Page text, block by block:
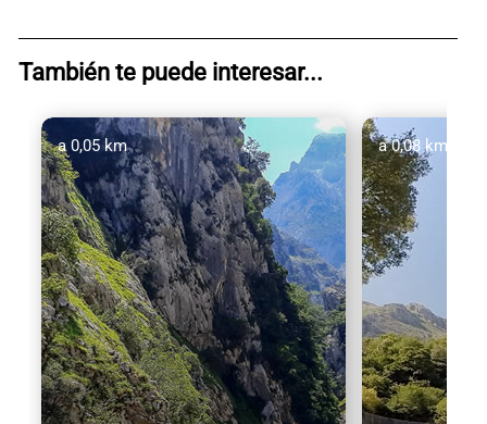
También te puede interesar...
a 0,05 km a 0,08 km